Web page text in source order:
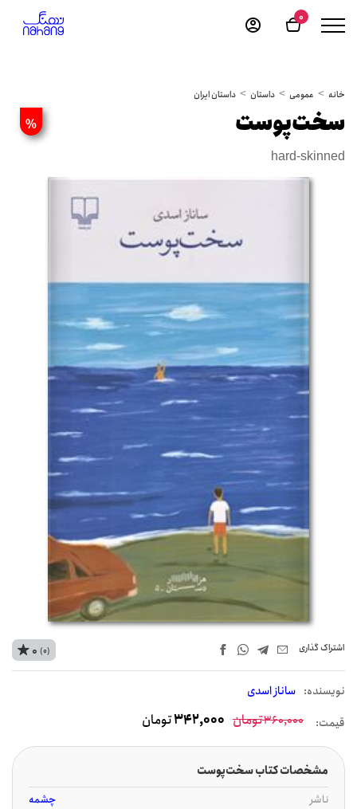
0
خانه عمومی داستان داستان ایران
% سخت‌پوست
hard-skinned
اشتراک‌ گذاری
نويسنده: ساناز اسدی
0 (0)
قیمت: 360,000تومان 342,000تومان
مشخصات کتاب سخت‌پوست
ناشر
چشمه